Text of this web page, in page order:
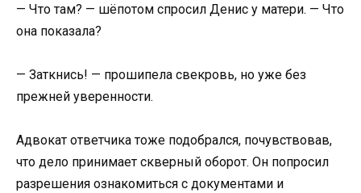
— Что там? — шёпотом спросил Денис у матери. — Что
она показала?
— Заткнись! — прошипела свекровь, но уже без
прежней уверенности.
Адвокат ответчика тоже подобрался, почувствовав,
что дело принимает скверный оборот. Он попросил
разрешения ознакомиться с документами и